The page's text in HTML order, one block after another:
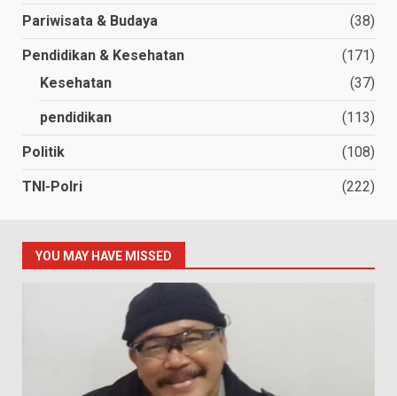
Pariwisata & Budaya (38)
Pendidikan & Kesehatan
(171)
Kesehatan
(37)
pendidikan (113)
Politik (108)
TNI-Polri (222)
YOU MAY HAVE MISSED